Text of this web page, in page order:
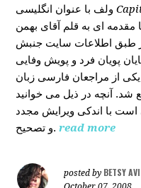
ولف با عنوان انگلیسی
مقدمه ای به قلم آقای بهمن
طبق اطلاعات سایت جنبش
پویان فرد و پویش وفایی
از مراجعان فارسی زبان
شد. آنچه در ذیل می خوانید
است با اندکی ویرایش مجدد
و تصحیح. read more
posted by BETSY